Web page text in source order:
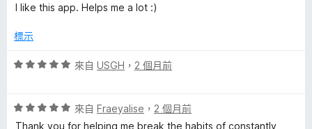
5，
分
分
價
分
滿
分
I like this app. Helps me a lot :)
標示
評
分
，
來自 USGH ， 2 個月前
評
價
來自 Fraeyalise ， 2 個月前
Thank you for helping me break the habits of constantly